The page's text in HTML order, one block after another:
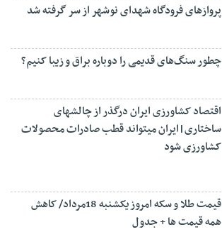
پروازهای فرودگاه شهدای نوشهر از سر گرفته شد
چطور سنگ‌های قدیمی را دوباره براق و زیبا کنیم؟
اقتصاد کشاورزی ایران درگذر از چالشهای
ساختاری|ایران میتواند قطب صادرات محصولات
کشاورزی شود
قیمت طلا و سکه امروز یکشنبه 18مرداد/ کاهش
همه قیمت ها + جدول